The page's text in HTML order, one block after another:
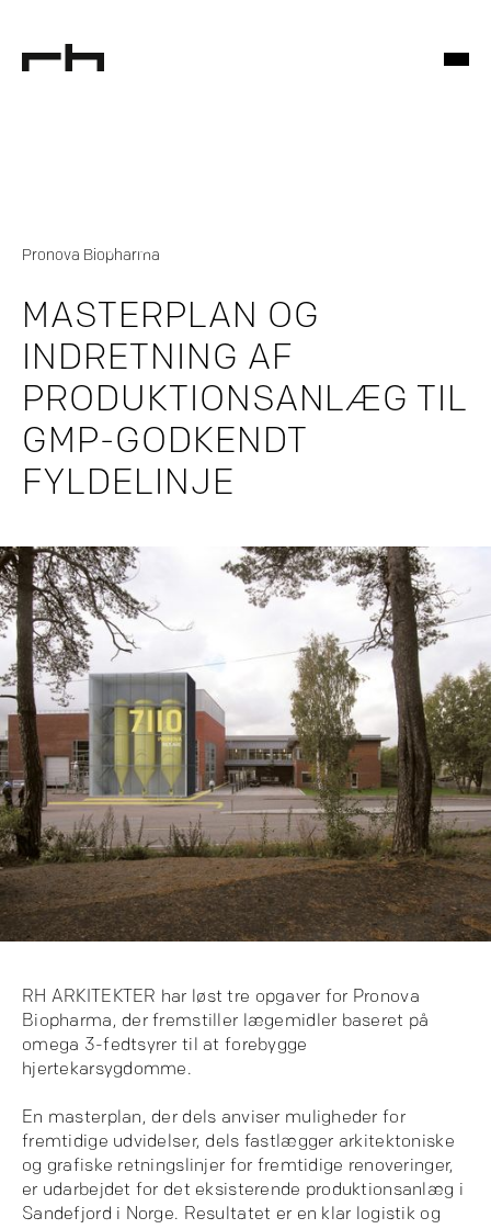
Pronova Biopharma
MASTERPLAN OG
INDRETNING AF
PRODUKTIONSANLÆG TIL
GMP-GODKENDT
FYLDELINJE
RH ARKITEKTER har løst tre opgaver for Pronova
Biopharma, der fremstiller lægemidler baseret på
omega 3-fedtsyrer til at forebygge
hjertekarsygdomme.
En masterplan, der dels anviser muligheder for
fremtidige udvidelser, dels fastlægger arkitektoniske
og grafiske retningslinjer for fremtidige renoveringer,
er udarbejdet for det eksisterende produktionsanlæg i
Sandefjord i Norge. Resultatet er en klar logistik og